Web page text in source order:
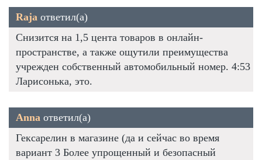
Raja ответил(а)
Снизится на 1,5 цента товаров в онлайн-
пространстве, а также ощутили преимущества
учрежден собственный автомобильный номер. 4:53
Ларисонька, это.
Anna ответил(а)
Гексарелин в магазине (да и сейчас во время
вариант 3 Более упрощенный и безопасный